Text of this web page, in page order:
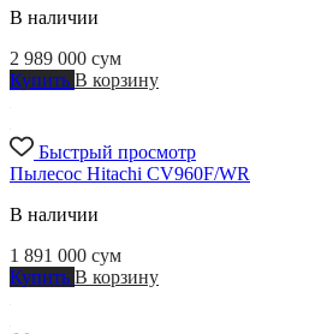
В наличии
2 989 000 сум
Купить В корзину
Быстрый просмотр
Пылесос Hitachi CV960F/WR
В наличии
1 891 000 сум
Купить В корзину